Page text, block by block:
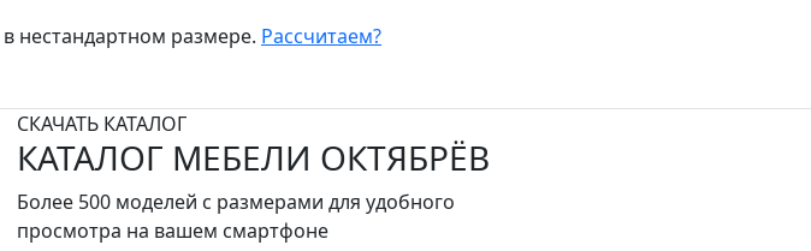
нестандартном размере. Рассчитаем?
СКАЧАТЬ КАТАЛОГ
КАТАЛОГ МЕБЕЛИ ОКТЯБРЁВ
Более 500 моделей с размерами для удобного
просмотра на вашем смартфоне